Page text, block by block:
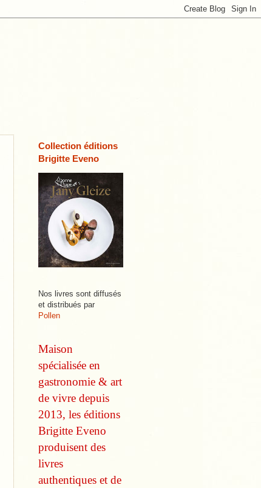
Collection éditions
Brigitte Eveno
Nos livres sont diffusés
et distribués par
Pollen
Maison
spécialisée en
gastronomie & art
de vivre depuis
2013, les éditions
Brigitte Eveno
produisent des
livres
authentiques et de